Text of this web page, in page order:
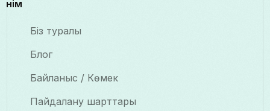
Өнім
Біз туралы
Блог
Байланыс / Көмек
Пайдалану шарттары